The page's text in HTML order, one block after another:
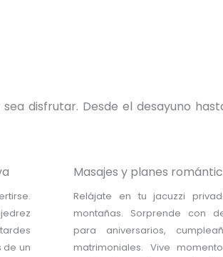
disfrutar. Desde el desayuno
de un
Masajes y planes
Relájate en tu jacuzzi
montañas. Sorprende con
para aniversarios,
matrimoniales. Vive